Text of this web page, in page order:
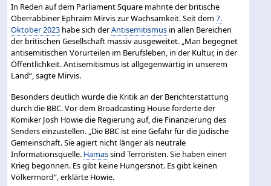
In Reden auf dem Parliament Square mahnte der britische
Oberrabbiner Ephraim Mirvis zur Wachsamkeit. Seit dem7.
Oktober 2023 habe sich derAntisemitismus in allen Bereichen
der britischen Gesellschaft massiv ausgeweitet. „Man begegnet
antisemitischen Vorurteilen im Berufsleben, in der Kultur, in der
Öffentlichkeit. Antisemitismus ist allgegenwärtig in unserem
Land“, sagte Mirvis.
Besonders deutlich wurde die Kritik an der Berichterstattung
durch die BBC. Vor dem Broadcasting House forderte der
Komiker Josh Howie die Regierung auf, die Finanzierung des
Senders einzustellen. „Die BBC ist eine Gefahr für die jüdische
Gemeinschaft. Sie agiert nicht länger als neutrale
Informationsquelle. Hamassind Terroristen. Sie haben einen
Krieg begonnen. Es gibt keine Hungersnot. Es gibt keinen
Völkermord“, erklärte Howie.